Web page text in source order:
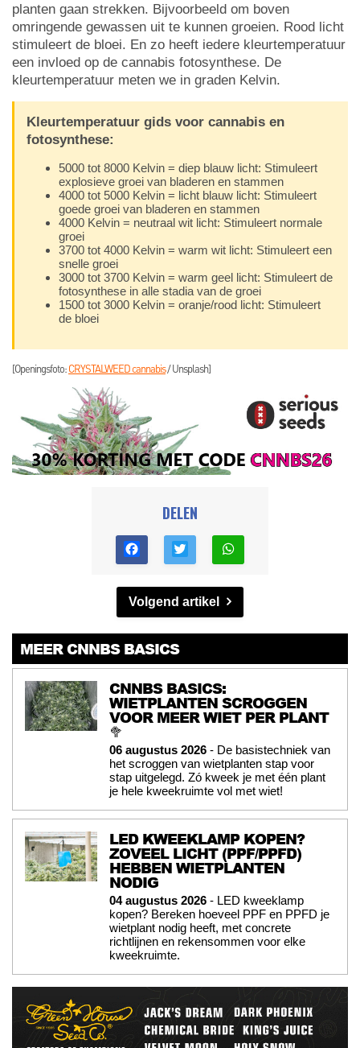
planten gaan strekken. Bijvoorbeeld om boven
omringende gewassen uit te kunnen groeien. Rood licht
stimuleert de bloei. En zo heeft iedere kleurtemperatuur
een invloed op de cannabis fotosynthese. De
kleurtemperatuur meten we in graden Kelvin.
Kleurtemperatuur gids voor cannabis en
fotosynthese:
5000 tot 8000 Kelvin = diep blauw licht: Stimuleert
explosieve groei van bladeren en stammen
4000 tot 5000 Kelvin = licht blauw licht: Stimuleert
goede groei van bladeren en stammen
4000 Kelvin = neutraal wit licht: Stimuleert normale
groei
3700 tot 4000 Kelvin = warm wit licht: Stimuleert een
snelle groei
3000 tot 3700 Kelvin = warm geel licht: Stimuleert de
fotosynthese in alle stadia van de groei
1500 tot 3000 Kelvin = oranje/rood licht: Stimuleert
de bloei
[Openingsfoto:CRYSTALWEED cannabis/ Unsplash]
DELEN
Volgend artikel
MEER CNNBS BASICS
CNNBS BASICS:
WIETPLANTEN SCROGGEN
VOOR MEER WIET PER PLANT
🥦
06 augustus 2026 - De basistechniek van
het scroggen van wietplanten stap voor
stap uitgelegd. Zó kweek je met één plant
je hele kweekruimte vol met wiet!
LED KWEEKLAMP KOPEN?
ZOVEEL LICHT (PPF/PPFD)
HEBBEN WIETPLANTEN
NODIG
04 augustus 2026 - LED kweeklamp
kopen? Bereken hoeveel PPF en PPFD je
wietplant nodig heeft, met concrete
richtlijnen en rekensommen voor elke
kweekruimte.